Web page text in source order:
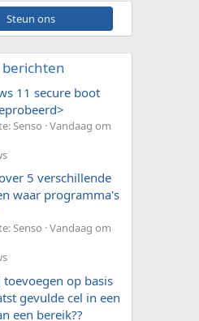
ons
11 secure boot
Senso Vandaag om
5 verschillende
waar programma's
Senso Vandaag om
toevoegen op basis
gevulde cel in een
een bereik??